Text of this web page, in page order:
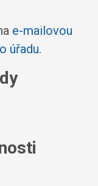
e-mailovou
úřadu.